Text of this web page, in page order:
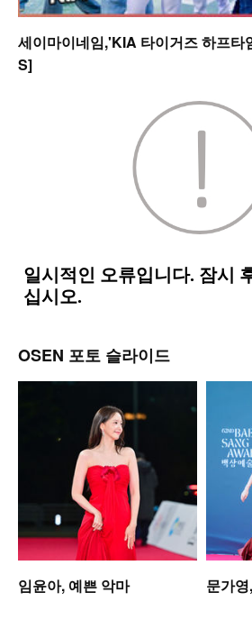
세이마이네임,'KIA 타이거즈 하프타
S]
OSEN 포토 슬라이드
임윤아, 예쁜 악마 문가